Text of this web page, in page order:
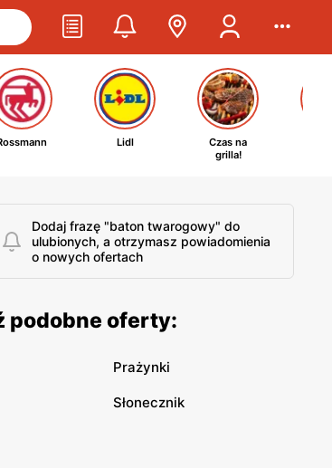
Lidl
Czas na
grilla!
Dodaj frazę "baton twarogowy" do
ulubionych, a otrzymasz powiadomienia
o nowych ofertach
podobne oferty:
Prażynki
Słonecznik